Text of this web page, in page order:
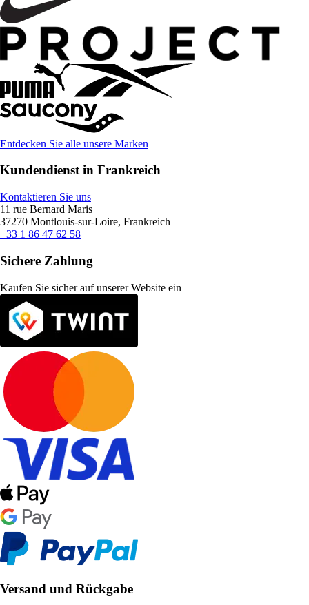
Entdecken Sie alle unsere Marken
Kundendienst in Frankreich
Kontaktieren Sie uns
11 rue Bernard Maris
37270 Montlouis-sur-Loire, Frankreich
+33 1 86 47 62 58
Sichere Zahlung
Kaufen Sie sicher auf unserer Website ein
Versand und Rückgabe